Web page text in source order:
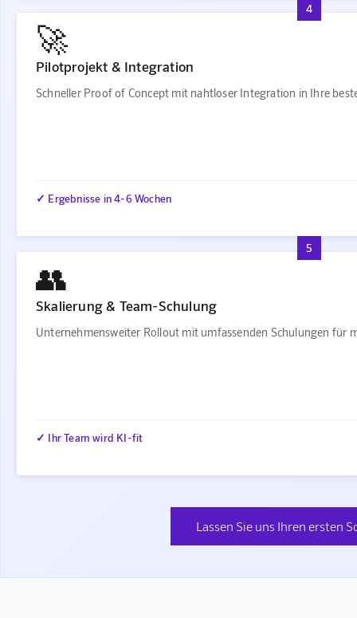
4
🚀
Pilotprojekt & Integration
Schneller Proof of Concept mit nahtloser Integration in Ihre
✓ Ergebnisse in 4-6 Wochen
5
👥
Skalierung & Team-Schulung
Unternehmensweiter Rollout mit umfassenden Schulungen für
✓ Ihr Team wird KI-fit
Lassen Sie uns Ihren ersten